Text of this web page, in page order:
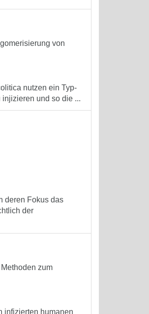
von
nutzen ein Typ-
injizieren und so die ...
deren Fokus das
der
zum
infizierten humanen